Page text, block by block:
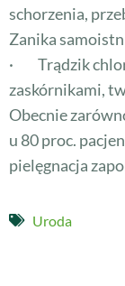
schorzenia,
Zanika
· Trądzik
zaskórnikami,
Obecnie
u 80 proc.
pielęgnacja
Uroda